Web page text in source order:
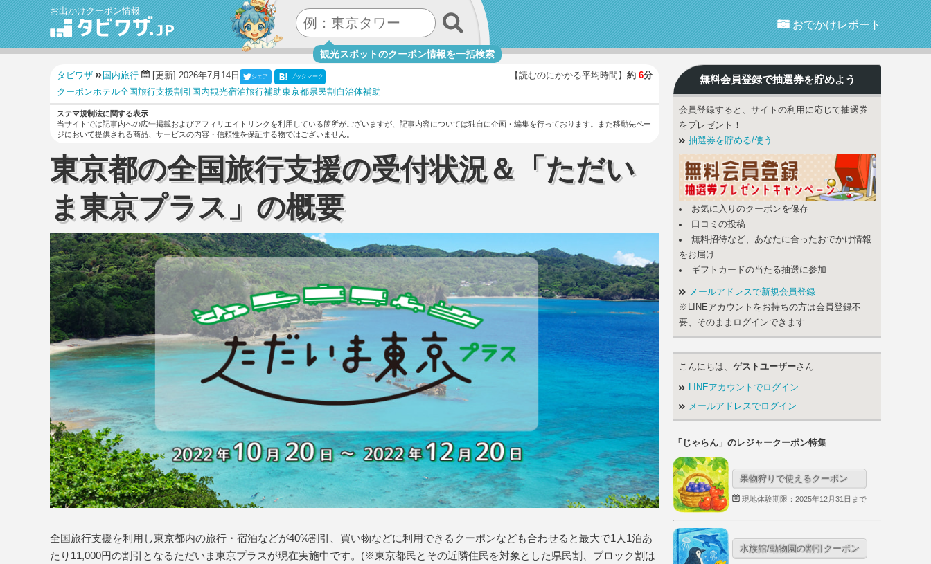
お出かけクーポン情報
観光スポットのクーポン情報を一括検索
おでかけレポート
タビワザ 国内旅行 [更新] 2026年7月14日 【読むのにかかる平均時間】 約 6分
シェア ブックマーク
クーポンホテル全国旅行支援割引 国内観光宿泊旅行補助東京都県民割 自治体補助
ステマ規制法に関する表示
当サイトでは記事内への広告掲載およびアフィリエイトリンクを利用している箇所がございますが、記事内容については独自に企画・編集を行っております。
また移動先ペー
ジにおいて提供される商品、サービスの内容・信頼性を保証する物ではございません。
東京都の全国旅行支援の受付状況＆「ただい
ま東京プラス」の概要
全国旅行支援を利用し東京都内の旅行・宿泊などが40%割引、買い物などに利用できるクーポンなども合わせると最大で1人1泊あ
たり11,000円の割引となるただいま東京プラスが現在実施中です。(※東京都民とその近隣住民を対象とした県民割、ブロック割は
無料会員登録で抽選券を貯めよう
会員登録すると、サイトの利用に応じて抽選券
をプレゼント！
抽選券を貯める/使う
お気に入りのクーポンを保存
口コミの投稿
無料招待など、あなたに合ったおでかけ情報
をお届け
ギフトカードの当たる抽選に参加
メールアドレスで新規会員登録
※LINEアカウントをお持ちの方は会員登録不
要、そのままログインできます
こんにちは、 ゲストユーザーさん
LINEアカウントでログイン
メールアドレスでログイン
「じゃらん」のレジャークーポン特集
果物狩りで使えるクーポン
現地体験期限：2025年12月31日まで
水族館/動物園の割引クーポン